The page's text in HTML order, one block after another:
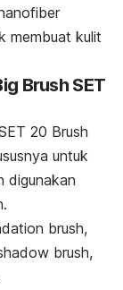
membuat kulit
Brush SET
20 Brush
untuk
digunakan
brush,
brush,